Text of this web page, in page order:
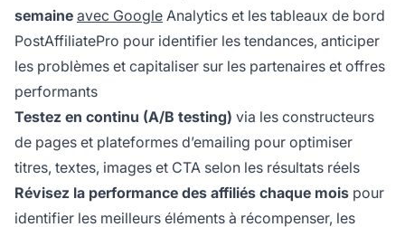
semaine avec Google Analytics et les tableaux de bord
PostAffiliatePro pour identifier les tendances, anticiper
les problèmes et capitaliser sur les partenaires et offres
performants
Testez en continu (A/B testing) via les constructeurs
de pages et plateformes d’emailing pour optimiser
titres, textes, images et CTA selon les résultats réels
Révisez la performance des affiliés chaque mois pour
identifier les meilleurs éléments à récompenser, les